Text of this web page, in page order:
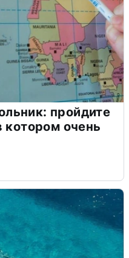
пройдите
котором очень